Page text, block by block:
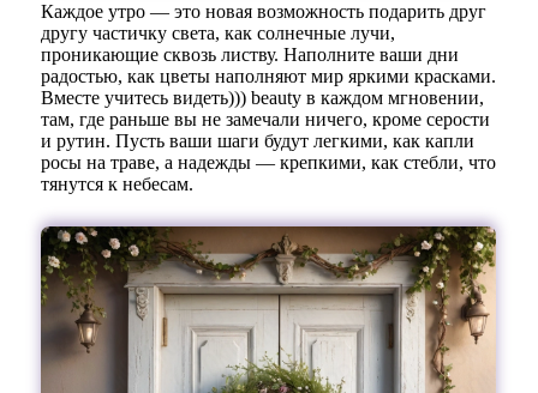
Каждое утро — это новая возможность подарить друг
другу частичку света, как солнечные лучи,
проникающие сквозь листву. Наполните ваши дни
радостью, как цветы наполняют мир яркими красками.
Вместе учитесь видеть))) beauty в каждом мгновении,
там, где раньше вы не замечали ничего, кроме серости
и рутин. Пусть ваши шаги будут легкими, как капли
росы на траве, а надежды — крепкими, как стебли, что
тянутся к небесам.